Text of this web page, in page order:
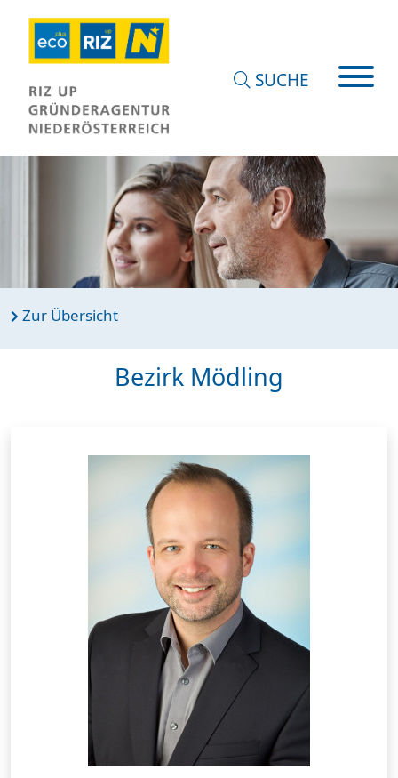
SUCHE
Zur Übersicht
Bezirk Mödling